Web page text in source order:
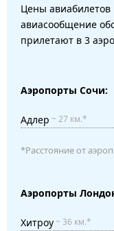
Цены авиабилетов
авиасообщение
прилетают в 3
Аэропорты Сочи:
Адлер ~ 27 км.*
*Расстояние от
Аэропорты
Хитроу~ 36 км.*